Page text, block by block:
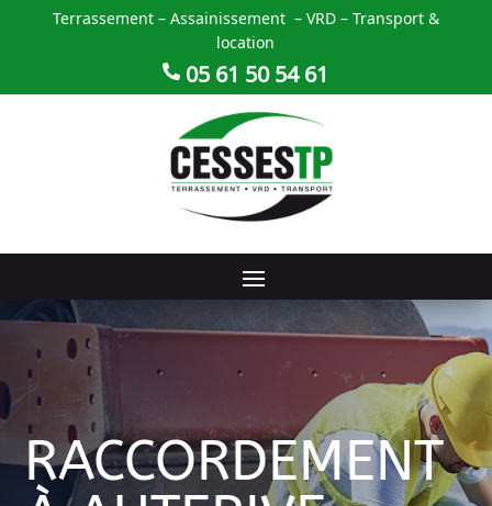
Terrassement – Assainissement – VRD – Transport &
location
 05 61 50 54 61
RACCORDEMENT